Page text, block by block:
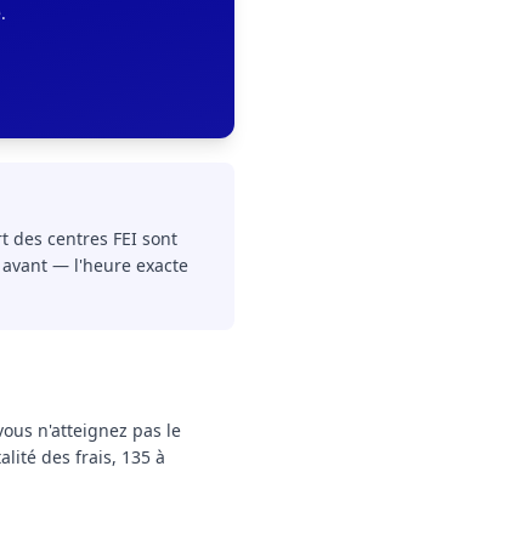
des centres FEI sont
avant — l'heure exacte
n'atteignez pas le
des frais, 135 à